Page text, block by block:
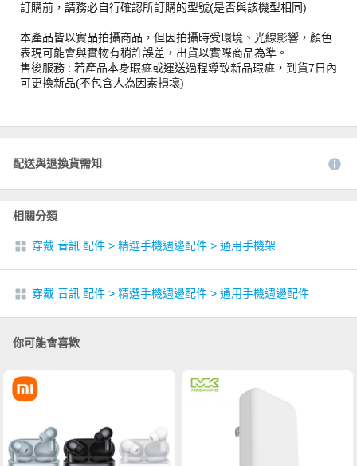
訂購前，請務必自行確認所訂購的型號(是否與該機型相同)
本產品皆以實品拍攝商品，但因拍攝時受環境、光線影響，顏色
表現可能會與實物有稍許誤差，出貨以實際商品為準。
售後服務 : 若產品本身瑕疵或運送過程導致新品瑕疵，到貨7日內
可更換新品(不包含人為因素損壞)
配送與退換貨需知
相關分類
穿戴 音訊 配件 > 精選手機週邊配件 > 通用手機架
穿戴 音訊 配件 > 精選手機週邊配件 > 通用手機週邊配件
你可能會喜歡